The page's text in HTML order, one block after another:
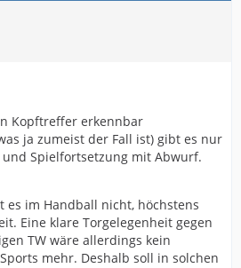
Kopftreffer erkennbar
ja zumeist der Fall ist) gibt es nur
Spielfortsetzung mit Abwurf.
es im Handball nicht, höchstens
Eine klare Torgelegenheit gegen
TW wäre allerdings kein
mehr. Deshalb soll in solchen